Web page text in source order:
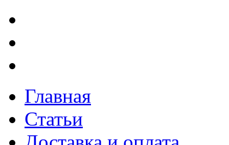
Главная
Статьи